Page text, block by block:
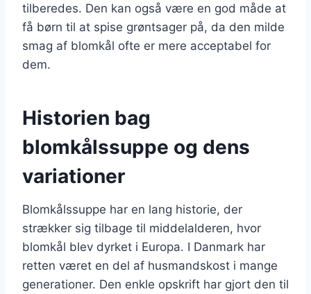
tilberedes. Den kan også være en god måde at
få børn til at spise grøntsager på, da den milde
smag af blomkål ofte er mere acceptabel for
dem.
Historien bag
blomkålssuppe og dens
variationer
Blomkålssuppe har en lang historie, der
strækker sig tilbage til middelalderen, hvor
blomkål blev dyrket i Europa. I Danmark har
retten været en del af husmandskost i mange
generationer. Den enkle opskrift har gjort den til